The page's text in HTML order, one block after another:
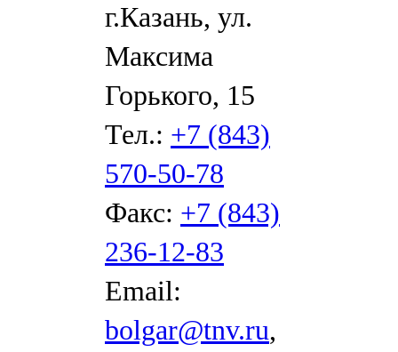
г.Казань, ул.
Максима
Горького, 15
Тел.: +7 (843)
570-50-78
Факс: +7 (843)
236-12-83
Email:
bolgar@tnv.ru,